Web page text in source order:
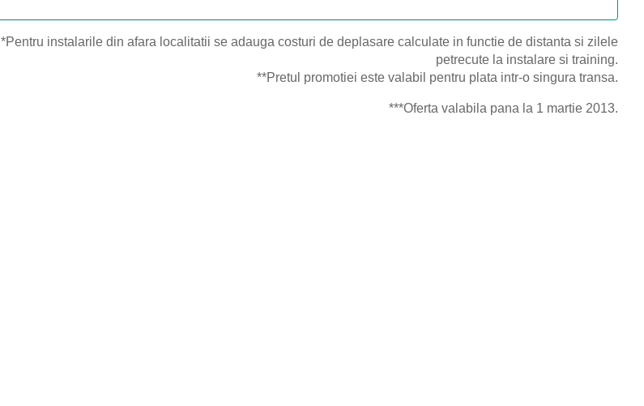
*Pentru instalarile din afara localitatii se adauga costuri de deplasare calculate in functie de distanta si zilele
petrecute la instalare si training.
**Pretul promotiei este valabil pentru plata intr-o singura transa.
***Oferta valabila pana la 1 martie 2013.